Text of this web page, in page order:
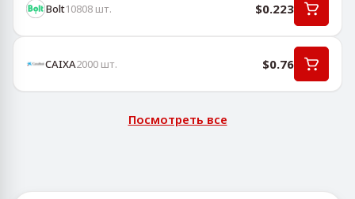
Bolt10808 шт. $0.223
CAIXA2000 шт. $0.76
Посмотреть все